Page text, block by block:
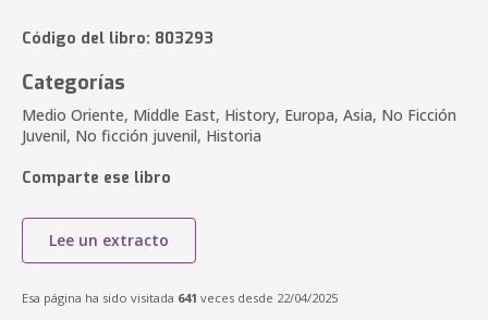
Código del libro: 803293
Categorías
Medio Oriente, Middle East, History, Europa, Asia, No Ficción
Juvenil, No ficción juvenil, Historia
Comparte ese libro
Lee un extracto
Esa página ha sido visitada 641 veces desde 22/04/2025